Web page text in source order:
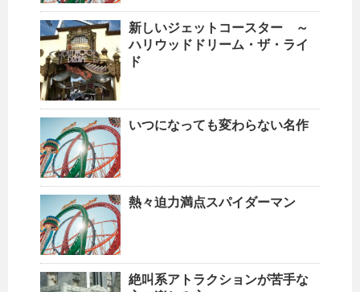
新しいジェットコースター ～
ハリウッドドリーム・ザ・ライ
ド
いつになっても変わらない名作
熱々迫力満点スパイダーマン
絶叫系アトラクションが苦手な